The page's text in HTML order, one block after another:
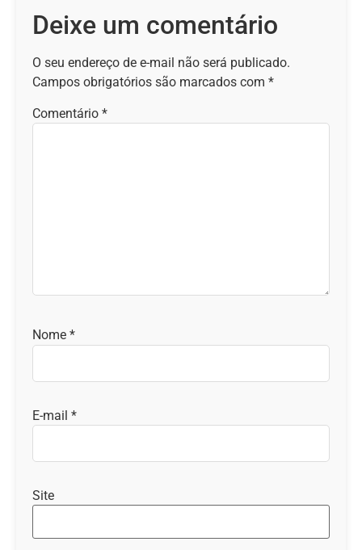
Deixe um comentário
O seu endereço de e-mail não será publicado.
Campos obrigatórios são marcados com *
Comentário *
Nome *
E-mail *
Site